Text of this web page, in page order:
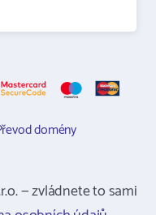
domény
— zvládnete to sami